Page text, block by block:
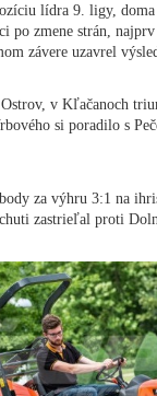
lídra 9. ligy, doma
po zmene strán,
závere uzavrel
v Kľačanoch
si poradilo s
za výhru 3:1 na
zastrieľal proti